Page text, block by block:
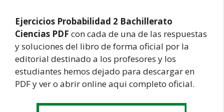
Ejercicios Probabilidad 2 Bachillerato
Ciencias PDF con cada de una de las respuestas
y soluciones del libro de forma oficial por la
editorial destinado a los profesores y los
estudiantes hemos dejado para descargar en
PDF y ver o abrir online aqui completo oficial.